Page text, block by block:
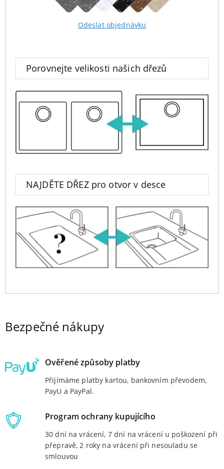
Odeslat objednávku
Porovnejte velikosti našich dřezů
NAJDĚTE DŘEZ pro otvor v desce
Bezpečné nákupy
Ověřené způsoby platby
Přijímáme platby kartou, bankovním převodem,
PayU a PayPal.
Program ochrany kupujícího
30 dní na vrácení, 7 dní na vrácení u poškození při
přepravě, 2 roky na vrácení při nesouladu se
smlouvou